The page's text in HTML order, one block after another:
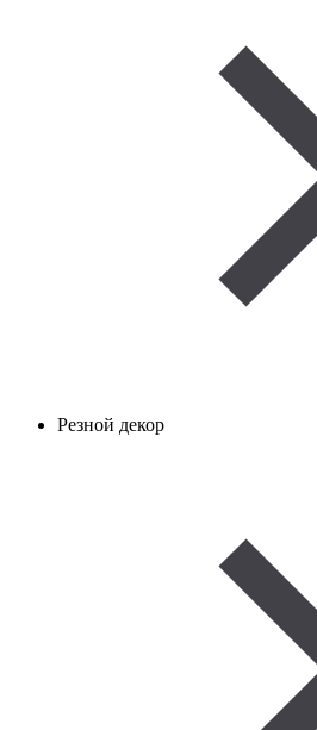
Резной декор